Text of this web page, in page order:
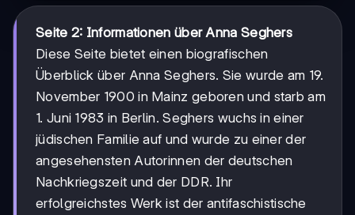
Seite 2: Informationen über Anna Seghers
Diese Seite bietet einen biografischen
Überblick über Anna Seghers. Sie wurde am 19.
November 1900 in Mainz geboren und starb am
1. Juni 1983 in Berlin. Seghers wuchs in einer
jüdischen Familie auf und wurde zu einer der
angesehensten Autorinnen der deutschen
Nachkriegszeit und der DDR. Ihr
erfolgreichstes Werk ist der antifaschistische